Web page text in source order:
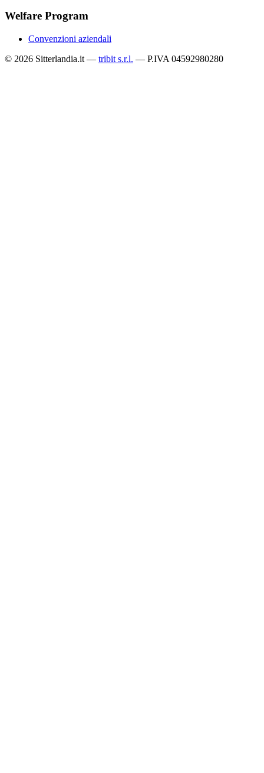
Welfare Program
Convenzioni aziendali
© 2026 Sitterlandia.it — tribit s.r.l. — P.IVA 04592980280